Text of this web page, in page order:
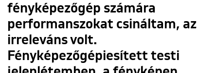
fényképezőgép számára
performanszokat csináltam, az
irreleváns volt.
Fényképezőgépiesített testi